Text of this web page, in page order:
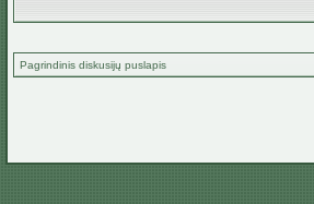
Pagrindinis diskusijų puslapis